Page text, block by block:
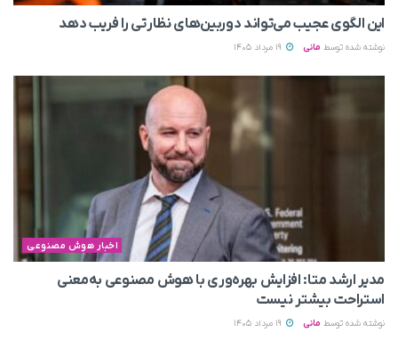
این الگوی عجیب می‌تواند دوربین‌های نظارتی را فریب دهد
نوشته شده توسط مانی
اخبار هوش مصنوعی
مدیر ارشد متا: افزایش بهره‌وری با هوش مصنوعی به‌معنی
استراحت بیشتر نیست
نوشته شده توسط مانی